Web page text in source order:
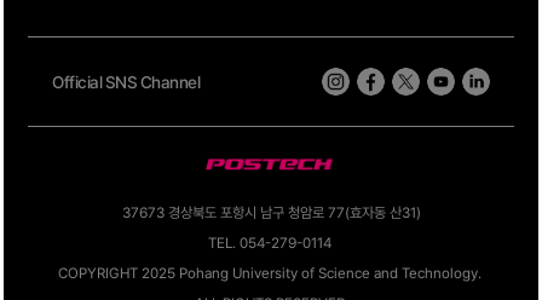
37673 경상북도 포항시 남구 청암로 77(효자동 산31)
TEL. 054-279-0114
COPYRIGHT 2025 Pohang University of Science and Technology.
Official SNS Channel